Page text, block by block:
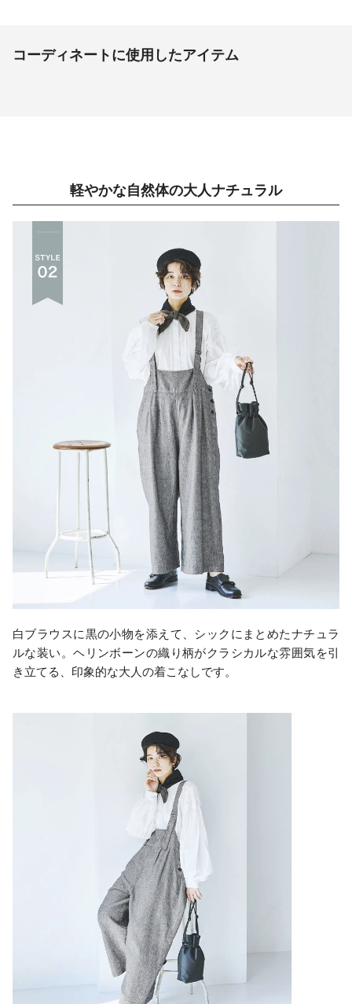
コーディネートに使用したアイテム
軽やかな自然体の大人ナチュラル
白ブラウスに黒の小物を添えて、シックにまとめたナチュラ
ルな装い。ヘリンボーンの織り柄がクラシカルな雰囲気を引
き立てる、印象的な大人の着こなしです。